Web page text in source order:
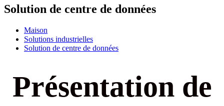
Solution de centre de données
Maison
Solutions industrielles
Solution de centre de données
Présentation de